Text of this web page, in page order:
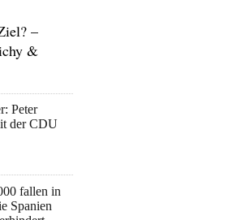
–
&
Peter
der CDU
fallen in
Spanien